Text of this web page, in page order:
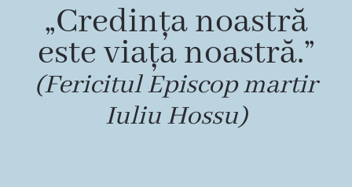
„Credința noastră
este viața noastră.”
(Fericitul Episcop martir
Iuliu Hossu)